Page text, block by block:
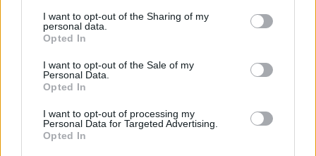
I want to opt-out of the Sharing of my
personal data.
Opted In
I want to opt-out of the Sale of my
Personal Data.
Opted In
I want to opt-out of processing my
Personal Data for Targeted Advertising.
Opted In
Password
Remember Me